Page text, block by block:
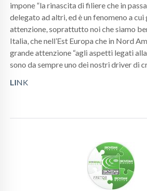
impone “la rinascita di filiere che in
delegato ad altri, ed è un fenomeno a cui
attenzione, soprattutto noi che siamo
Italia, che nell’Est Europa che in Nord
grande attenzione “agli aspetti legati
sono da sempre uno dei nostri driver di
LINK